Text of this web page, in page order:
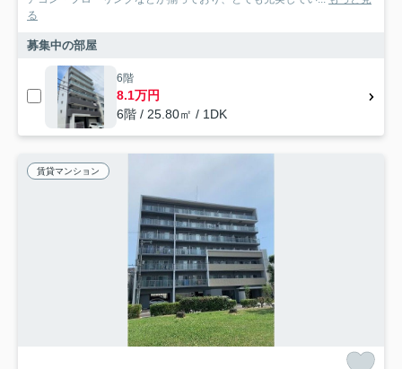
る
募集中の部屋
6階
8.1万円
6階 / 25.80㎡ / 1DK
賃貸マンション